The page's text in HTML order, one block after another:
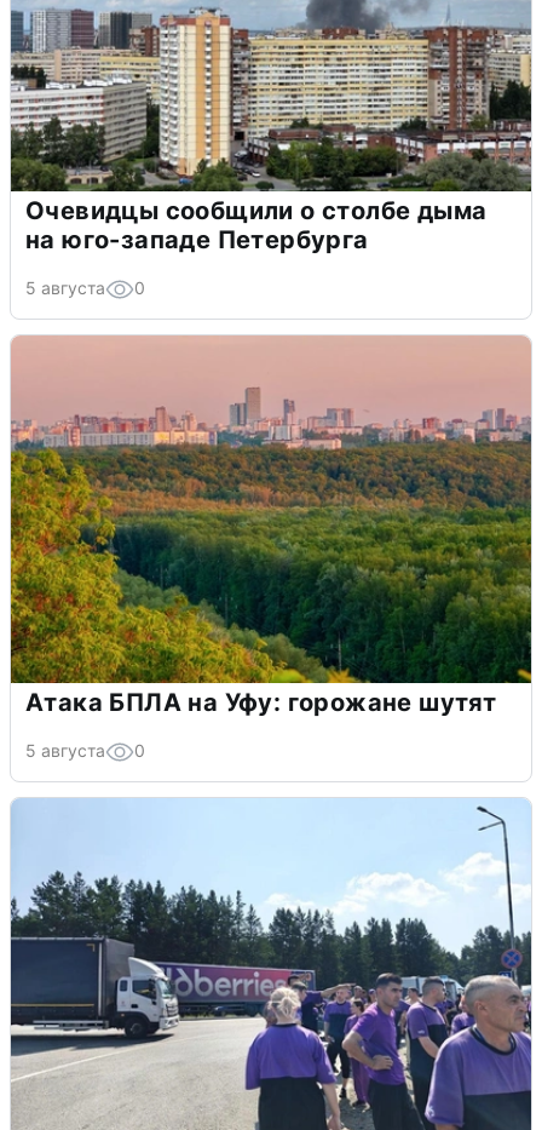
Очевидцы сообщили о столбе дыма
на юго-западе Петербурга
5 августа 0
Атака БПЛА на Уфу: горожане шутят
5 августа 0